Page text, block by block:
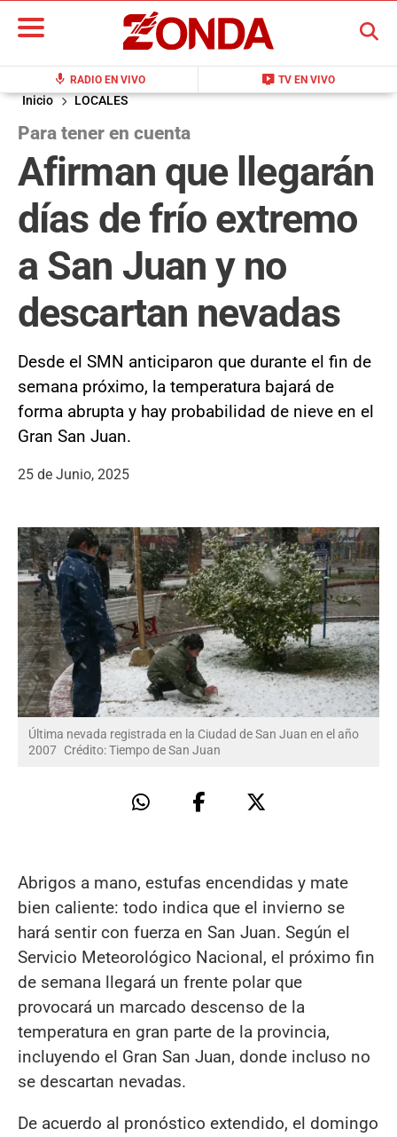
mic RADIO EN VIVO live_tv TV EN VIVO
BUSCAR
Inicio LOCALES
Para tener en cuenta
Afirman que llegarán
días de frío extremo
a San Juan y no
descartan nevadas
Desde el SMN anticiparon que durante el fin de
semana próximo, la temperatura bajará de
forma abrupta y hay probabilidad de nieve en el
Gran San Juan.
25 de Junio, 2025
Última nevada registrada en la Ciudad de San Juan en el año
2007 Crédito: Tiempo de San Juan
Abrigos a mano, estufas encendidas y mate
bien caliente: todo indica que el invierno se
hará sentir con fuerza en San Juan. Según el
Servicio Meteorológico Nacional, el próximo fin
de semana llegará un frente polar que
provocará un marcado descenso de la
temperatura en gran parte de la provincia,
incluyendo el Gran San Juan, donde incluso no
se descartan nevadas.
De acuerdo al pronóstico extendido, el domingo